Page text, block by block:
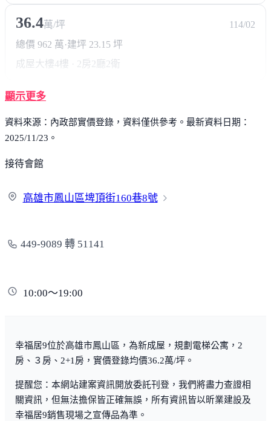
36.4萬/坪
114/02
總價 962 萬 ·建坪 23.15 坪
成屋大樓4樓 · 2房2廳2衛
顯示更多
資料來源：內政部實價登錄，資料僅供參考。最新資料日期：
2025/11/23。
接待會館
高雄市鳳山區埤頂街160巷8號
449-9089 轉 51141
10:00～19:00
幸福居9位於高雄市鳳山區，為新成屋，規劃電梯公寓，2
房、３房、2+1房，實價登錄均價36.2萬/坪。
提醒您：本網站建案資訊開放委託刊登，我們將盡力查證相
關資訊，但無法擔保皆正確無誤，所有資訊皆以昕業建設及
幸福居9銷售現場之宣傳品為準。